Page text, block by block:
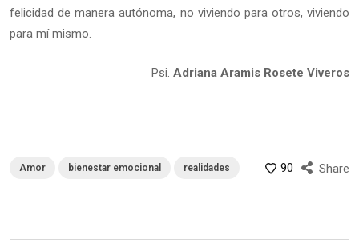
felicidad de manera autónoma, no viviendo para otros, viviendo
para mí mismo.
Psi. Adriana Aramis Rosete Viveros
Amor bienestar emocional realidades Share
90